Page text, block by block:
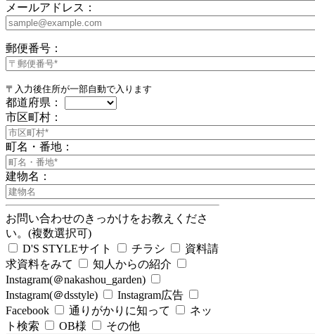
メールアドレス：
郵便番号：
〒入力後住所が一部自動で入ります
都道府県：
市区町村：
町名・番地：
建物名：
お問い合わせのきっかけをお教えくださ
い。(複数選択可)
D'S STYLEサイト
チラシ
資料請
求資料をみて
知人からの紹介
Instagram(＠nakashou_garden)
Instagram(＠dsstyle)
Instagram広告
Facebook
通りがかりに知って
ネッ
ト検索
OB様 その他